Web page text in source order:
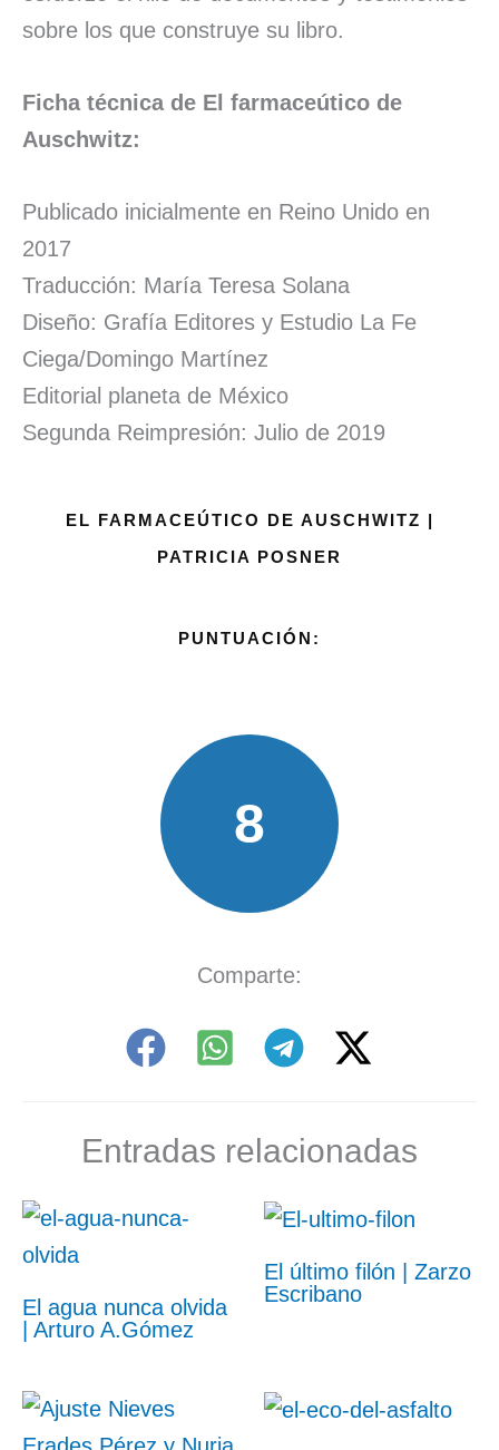
sobre los que construye su libro.
Ficha técnica de El farmaceútico de
Auschwitz:
Publicado inicialmente en Reino Unido en
2017
Traducción: María Teresa Solana
Diseño: Grafía Editores y Estudio La Fe
Ciega/Domingo Martínez
Editorial planeta de México
Segunda Reimpresión: Julio de 2019
EL FARMACEÚTICO DE AUSCHWITZ |
PATRICIA POSNER
PUNTUACIÓN:
8
Comparte:
Entradas relacionadas
El agua nunca olvida
| Arturo A.Gómez
El último filón | Zarzo
Escribano